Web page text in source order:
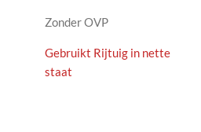
Zonder OVP
Gebruikt Rijtuig in nette
staat